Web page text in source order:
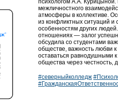
психологом А.А. Курицыной.
межличностного
атмосферы в коллективе.
из конфликтных ситуаций и
особенностям других
отношениях — залог
обсудила со студентами
обществе, важность любви
оставаться равнодушными
общества через честность,
#северныйколледж